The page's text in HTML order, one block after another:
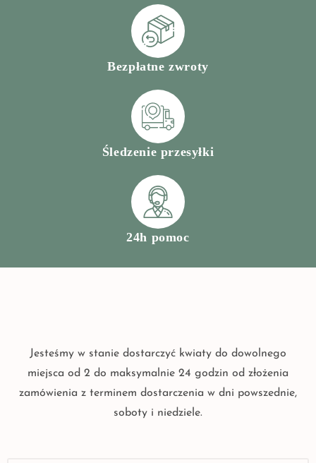
Bezpłatne zwroty
Śledzenie przesyłki
24h pomoc
Jesteśmy w stanie dostarczyć kwiaty do dowolnego
miejsca od 2 do maksymalnie 24 godzin od złożenia
zamówienia z terminem dostarczenia w dni powszednie,
soboty i niedziele.